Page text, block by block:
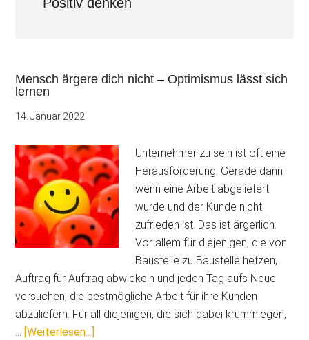
Mensch ärgere dich nicht – Optimismus lässt sich
lernen
14. Januar 2022
Unternehmer zu sein ist oft eine
Herausforderung. Gerade dann
wenn eine Arbeit abgeliefert
wurde und der Kunde nicht
zufrieden ist. Das ist ärgerlich.
Vor allem für diejenigen, die von
Baustelle zu Baustelle hetzen,
Auftrag für Auftrag abwickeln und jeden Tag aufs Neue
versuchen, die bestmögliche Arbeit für ihre Kunden
abzuliefern. Für all diejenigen, die sich dabei krummlegen,
… [Weiterlesen...]